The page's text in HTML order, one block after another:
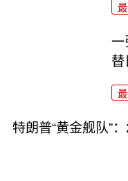
一
替
特朗普“黄金舰队”